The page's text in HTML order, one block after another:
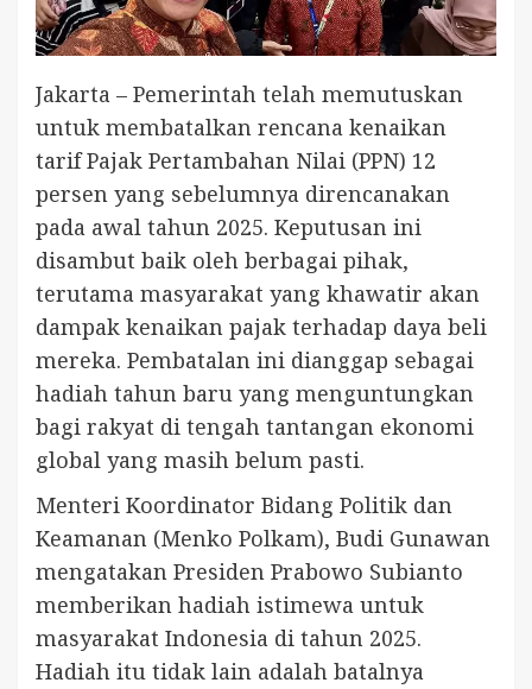
Jakarta – Pemerintah telah memutuskan
untuk membatalkan rencana kenaikan
tarif Pajak Pertambahan Nilai (PPN) 12
persen yang sebelumnya direncanakan
pada awal tahun 2025. Keputusan ini
disambut baik oleh berbagai pihak,
terutama masyarakat yang khawatir akan
dampak kenaikan pajak terhadap daya beli
mereka. Pembatalan ini dianggap sebagai
hadiah tahun baru yang menguntungkan
bagi rakyat di tengah tantangan ekonomi
global yang masih belum pasti.
Menteri Koordinator Bidang Politik dan
Keamanan (Menko Polkam), Budi Gunawan
mengatakan Presiden Prabowo Subianto
memberikan hadiah istimewa untuk
masyarakat Indonesia di tahun 2025.
Hadiah itu tidak lain adalah batalnya